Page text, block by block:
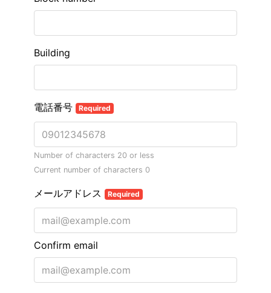
Building
電話番号 Required
Number of characters 20 or less
Current number of characters 0
メールアドレス Required
Confirm email